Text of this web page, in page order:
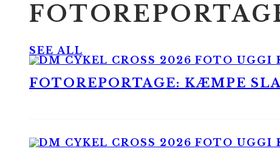
SEE ALL
FOTOREPORTAGE: KÆMPE